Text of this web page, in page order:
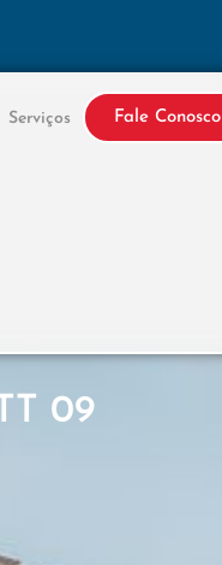
Serviços Fale Conosco
09